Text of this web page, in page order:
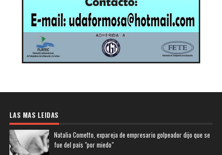
LAS MAS LEIDAS
Natalia Cometto, expareja de empresario golpeador dijo que se
fue del país "por miedo"